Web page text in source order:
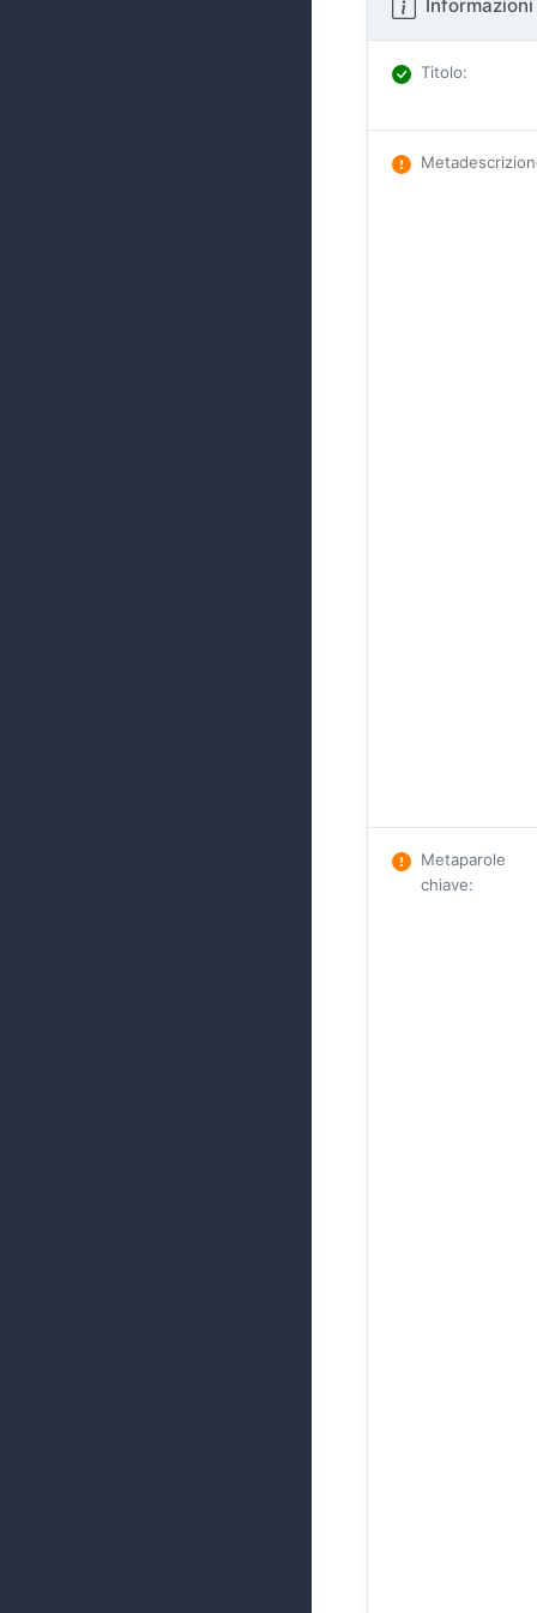
Titolo:
Metaparole
chiave: